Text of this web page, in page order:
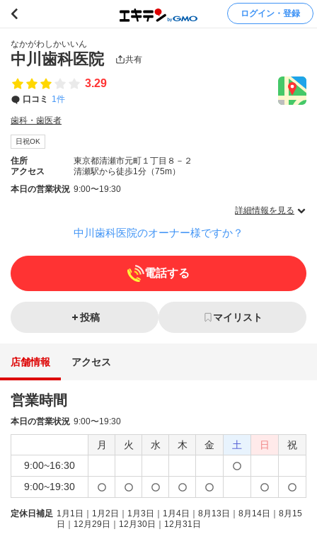
ログイン・登録
なかがわしかいいん
中川歯科医院 共有
3.29
口コミ 1件
歯科・歯医者
日祝OK
住所
東京都清瀬市元町１丁目８－２
アクセス
清瀬駅から徒歩1分（75m）
本日の営業状況 9:00〜19:30
詳細情報を見る
中川歯科医院のオーナー様ですか？
電話する
投稿 マイリスト
店舗情報 アクセス
営業時間
本日の営業状況 9:00〜19:30
月 火 水 木 金 土 日
祝
9:00~16:30
9:00~19:30
定休日補足 1月1日｜1月2日｜1月3日｜1月4日｜8月13日｜8月14日｜8月15
日｜12月29日｜12月30日｜12月31日